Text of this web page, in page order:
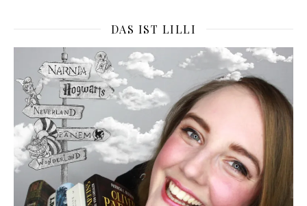
DAS IST LILLI